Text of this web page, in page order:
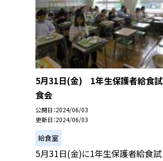
5月31日(金) 1年生保護者給食試
食会
公開日 2024/06/03
更新日 2024/06/03
給食室
5月31日(金)に1年生保護者給食試